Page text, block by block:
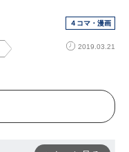
４コマ・漫画
2019.03.21